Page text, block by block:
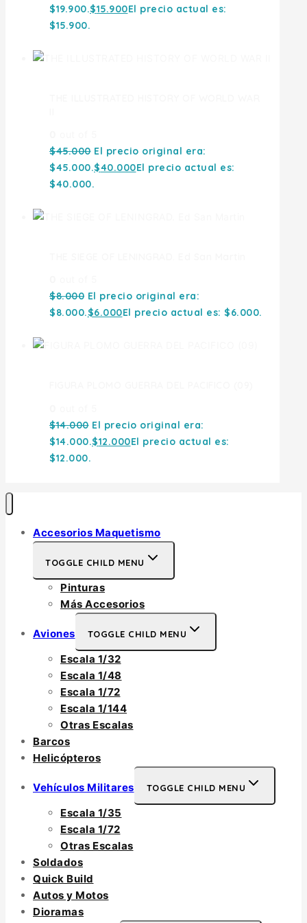
$19.900.$15.900El precio actual es:
$15.900.
$45.000 El precio original era:
$45.000.$40.000El precio actual es:
$40.000.
$8.000 El precio original era:
$8.000.$6.000El precio actual es: $6.000.
$14.000 El precio original era:
$14.000.$12.000El precio actual es:
$12.000.
Accesorios Maquetismo
TOGGLE CHILD MENU
Pinturas
Más Accesorios
Aviones TOGGLE CHILD MENU
Escala 1/32
Escala 1/48
Escala 1/72
Escala 1/144
Otras Escalas
Barcos
Helicópteros
Vehículos Militares TOGGLE CHILD MENU
Escala 1/35
Escala 1/72
Otras Escalas
Soldados
Quick Build
Autos y Motos
Dioramas